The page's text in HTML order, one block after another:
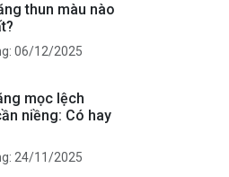
thun màu nào
06/12/2025
mọc lệch
niềng: Có hay
24/11/2025